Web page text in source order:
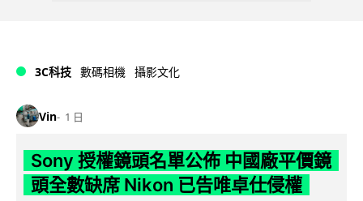
3C科技 數碼相機 攝影文化
Vin 1 日
Sony 授權鏡頭名單公佈 中國廠平價鏡
頭全數缺席 Nikon 已告唯卓仕侵權